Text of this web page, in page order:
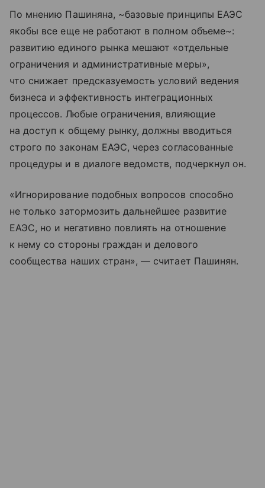
По мнению Пашиняна, ~базовые принципы ЕАЭС
якобы все еще не работают в полном объеме~:
развитию единого рынка мешают «отдельные
ограничения и административные меры»,
что снижает предсказуемость условий ведения
бизнеса и эффективность интеграционных
процессов. Любые ограничения, влияющие
на доступ к общему рынку, должны вводиться
строго по законам ЕАЭС, через согласованные
процедуры и в диалоге ведомств, подчеркнул он.
«Игнорирование подобных вопросов способно
не только затормозить дальнейшее развитие
ЕАЭС, но и негативно повлиять на отношение
к нему со стороны граждан и делового
сообщества наших стран», — считает Пашинян.